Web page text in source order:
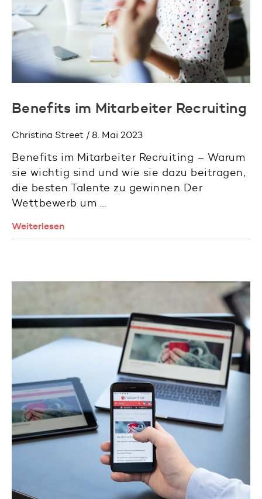
Benefits im Mitarbeiter Recruiting
Christina Street / 8. Mai 2023
Benefits im Mitarbeiter Recruiting – Warum
sie wichtig sind und wie sie dazu beitragen,
die besten Talente zu gewinnen Der
Wettbewerb um …
Weiterlesen